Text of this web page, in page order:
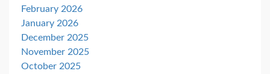
February 2026
January 2026
December 2025
November 2025
October 2025